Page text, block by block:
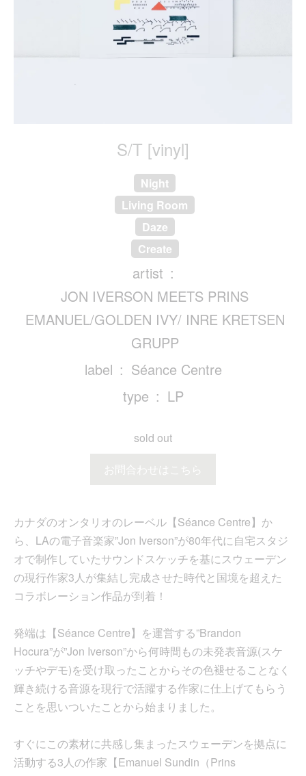
S/T [vinyl]
Night
Living Room
Daze
Create
artist
JON IVERSON MEETS PRINS
EMANUEL/GOLDEN IVY/ INRE KRETSEN
GRUPP
label
Séance Centre
type
LP
sold out
お問合わせはこちら
カナダのオンタリオのレーベル【Séance Centre】か
ら、LAの電子音楽家”Jon Iverson”が80年代に自宅スタジ
オで制作していたサウンドスケッチを基にスウェーデン
の現行作家3人が集結し完成させた時代と国境を超えた
コラボレーション作品が到着！
発端は【Séance Centre】を運営する”Brandon
Hocura”が”Jon Iverson”から何時間もの未発表音源(スケ
ッチやデモ)を受け取ったことからその色褪せることなく
輝き続ける音源を現行で活躍する作家に仕上げてもらう
ことを思いついたことから始まりました。
すぐにこの素材に共感し集まったスウェーデンを拠点に
活動する3人の作家【Emanuel Sundin（Prins